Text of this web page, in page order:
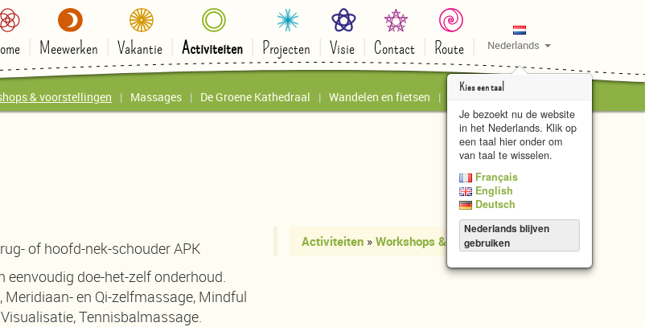
Meewerken Vakantie Activiteiten Projecten Visie Contact Route Nederlands
Kies een taal
Je bezoekt nu de website
in het Nederlands. Klik op
een taal hier onder om
van taal te wisselen.
Français
English
Deutsch
Nederlands blijven
gebruiken
& voorstellingen Massages De Groene Kathedraal Wandelen en fietsen
of hoofd-nek-schouder APK
eenvoudig doe-het-zelf onderhoud.
en Qi-zelfmassage, Mindful
Tennisbalmassage.
Activiteiten » Workshops & voorstellingen